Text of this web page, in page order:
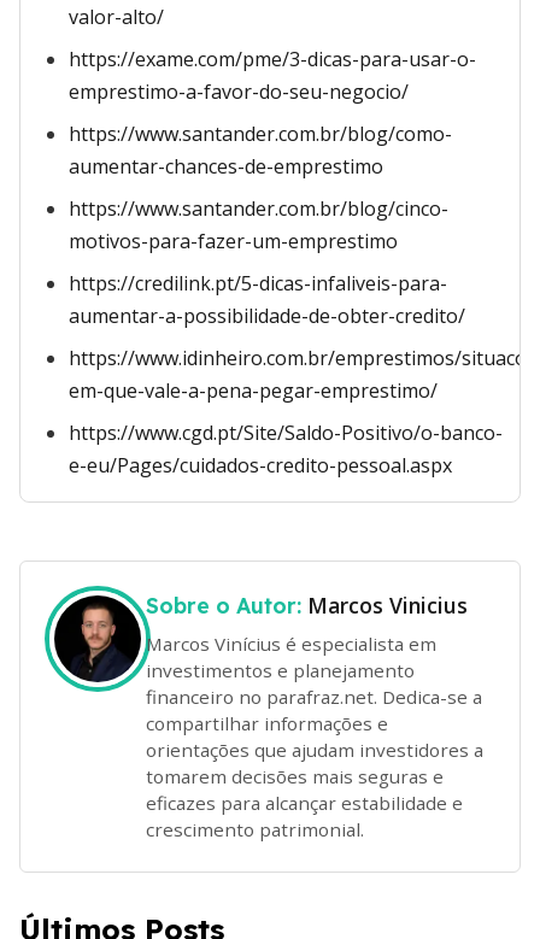
valor-alto/
https://exame.com/pme/3-dicas-para-usar-o-
emprestimo-a-favor-do-seu-negocio/
https://www.santander.com.br/blog/como-
aumentar-chances-de-emprestimo
https://www.santander.com.br/blog/cinco-
motivos-para-fazer-um-emprestimo
https://credilink.pt/5-dicas-infaliveis-para-
aumentar-a-possibilidade-de-obter-credito/
https://www.idinheiro.com.br/emprestimos/
em-que-vale-a-pena-pegar-emprestimo/
https://www.cgd.pt/Site/Saldo-Positivo/o-banco-
e-eu/Pages/cuidados-credito-pessoal.aspx
Sobre o Autor: Marcos Vinicius
Marcos Vinícius é especialista em
investimentos e planejamento
financeiro no parafraz.net. Dedica-se a
compartilhar informações e
orientações que ajudam investidores a
tomarem decisões mais seguras e
eficazes para alcançar estabilidade e
crescimento patrimonial.
Últimos Posts